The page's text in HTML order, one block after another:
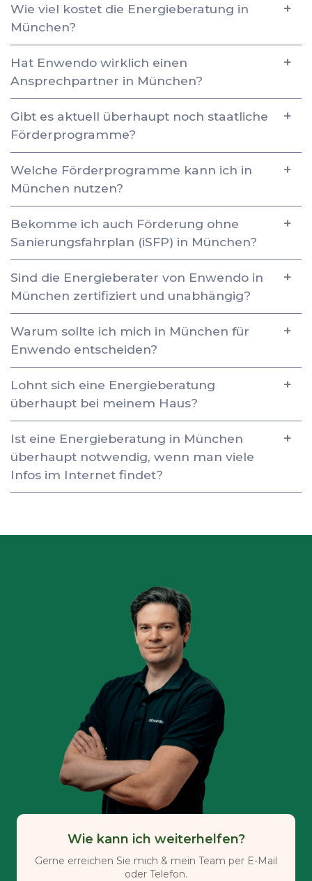
Wie viel kostet die Energieberatung in
München?
Hat Enwendo wirklich einen
Ansprechpartner in München?
Gibt es aktuell überhaupt noch staatliche
Förderprogramme?
Welche Förderprogramme kann ich in
München nutzen?
Bekomme ich auch Förderung ohne
Sanierungsfahrplan (iSFP) in München?
Sind die Energieberater von Enwendo in
München zertifiziert und unabhängig?
Warum sollte ich mich in München für
Enwendo entscheiden?
Lohnt sich eine Energieberatung
überhaupt bei meinem Haus?
Ist eine Energieberatung in München
überhaupt notwendig, wenn man viele
Infos im Internet findet?
Wie kann ich weiterhelfen?
Gerne erreichen Sie mich & mein Team per E-Mail
oder Telefon.